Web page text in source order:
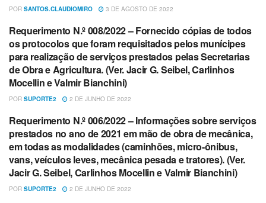
POR SANTOS.CLAUDIOMIRO 3 DE AGOSTO DE 2022
REQUERIMENTOS
Requerimento N.º 008/2022 – Fornecido cópias de todos
os protocolos que foram requisitados pelos munícipes
para realização de serviços prestados pelas Secretarias
de Obra e Agricultura. (Ver. Jacir G. Seibel, Carlinhos
Mocellin e Valmir Bianchini)
POR SUPORTE2 2 DE JUNHO DE 2022
REQUERIMENTOS
Requerimento N.º 006/2022 – Informações sobre serviços
prestados no ano de 2021 em mão de obra de mecânica,
em todas as modalidades (caminhões, micro-ônibus,
vans, veículos leves, mecânica pesada e tratores). (Ver.
Jacir G. Seibel, Carlinhos Mocellin e Valmir Bianchini)
POR SUPORTE2 2 DE JUNHO DE 2022